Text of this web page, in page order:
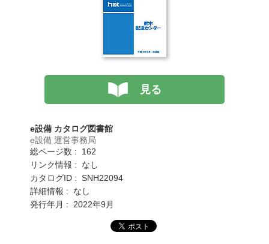
見る
e設備 カタログ図書館
e設備 運営事務局
総ページ数 : 162
リンク情報 : なし
カタログID : SNH22094
詳細情報 : なし
発行年月 : 2022年9月